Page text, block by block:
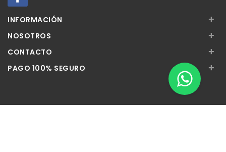
INFORMACIÓN +
NOSOTROS +
CONTACTO +
PAGO 100% SEGURO +